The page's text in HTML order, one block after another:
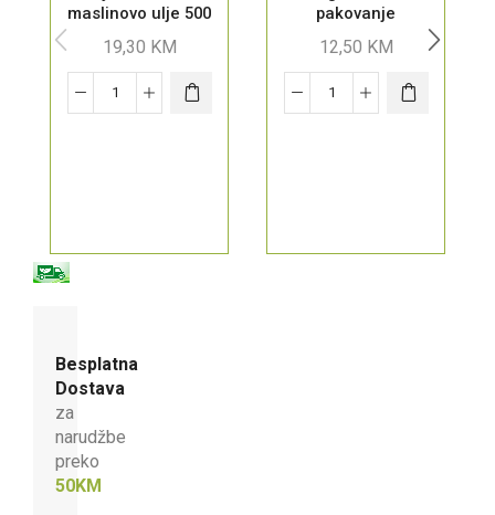
maslinovo ulje 500
19,30 KM
pakovanje
12,50 KM
Besplatna
Dostava
za
narudžbe
preko
50KM